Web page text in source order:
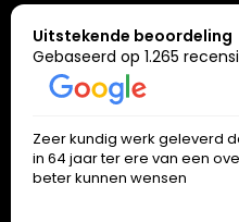
Donderdag
Vrijdag
Zaterdag
Uitstekende beoordeling
Gebaseerd op 1.265
Zeer kundig werk geleverd
in 64 jaar ter ere van een
beter kunnen wensen